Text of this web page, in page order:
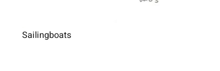
Sailingboats